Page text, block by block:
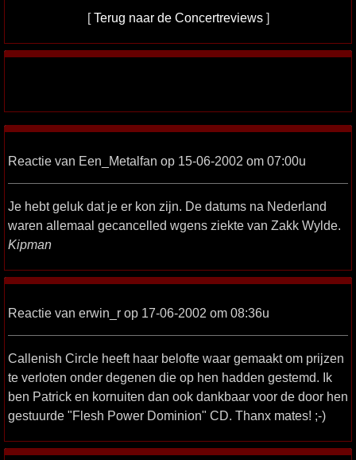
[Terug naar de Concertreviews]
Reactie van Een_Metalfan op 15-06-2002 om 07:00u
Je hebt geluk dat je er kon zijn. De datums na Nederland
waren allemaal gecancelled wgens ziekte van Zakk Wylde.
Kipman
Reactie van erwin_r op 17-06-2002 om 08:36u
Callenish Circle heeft haar belofte waar gemaakt om prijzen
te verloten onder degenen die op hen hadden gestemd. Ik
ben Patrick en kornuiten dan ook dankbaar voor de door hen
gestuurde "Flesh Power Dominion" CD. Thanx mates! ;-)